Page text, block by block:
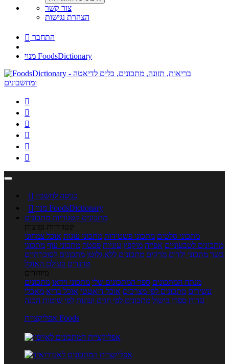
צור קשר
הצהרת נגישות
 התחבר
מנוי FoodsDictionary






 כניסה לחשבון

מנוי FoodsDictionary
מתכונים קטגוריות מתכונים
קטגוריות נפוצות
מתכוני סלטים מתכוני פשטידות מתכוני עוגות אוכל צמחוני
מתכונים לטבעוניים אפייה מוקפץ עוגיות פסטה מתכוני עוף מתכוני
בשר מתכוני ילדים מרקים מתכונים ללא גלוטן מתכונים לסוכרתיים
טרנדים בעולם האוכל
מיוחדים
מנתח המתכונים ספר המתכונים שלי מתכוני וידאו מתכונים
עשירים מתכונים לפי מצרכים אוכל דיאטטי אוכל בריא מאכלי
עדות ספרי בישול מתכונים לפי חגים ועונות לפי שיטות הכנה
אפליקציית Foods